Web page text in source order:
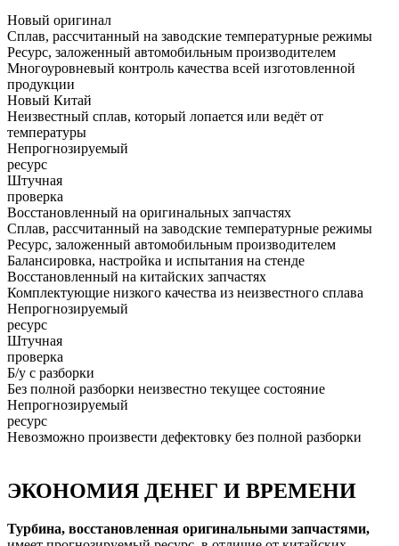
Новый оригинал
Сплав, рассчитанный на заводские температурные режимы
Ресурс, заложенный автомобильным производителем
Многоуровневый контроль качества всей изготовленной
продукции
Новый Китай
Неизвестный сплав, который лопается или ведёт от
температуры
Непрогнозируемый
ресурс
Штучная
проверка
Восстановленный на оригинальных запчастях
Сплав, рассчитанный на заводские температурные режимы
Ресурс, заложенный автомобильным производителем
Балансировка, настройка и испытания на стенде
Восстановленный на китайских запчастях
Комплектующие низкого качества из неизвестного сплава
Непрогнозируемый
ресурс
Штучная
проверка
Б/у с разборки
Без полной разборки неизвестно текущее состояние
Непрогнозируемый
ресурс
Невозможно произвести дефектовку без полной разборки
ЭКОНОМИЯ ДЕНЕГ И ВРЕМЕНИ
Турбина, восстановленная оригинальными запчастями,